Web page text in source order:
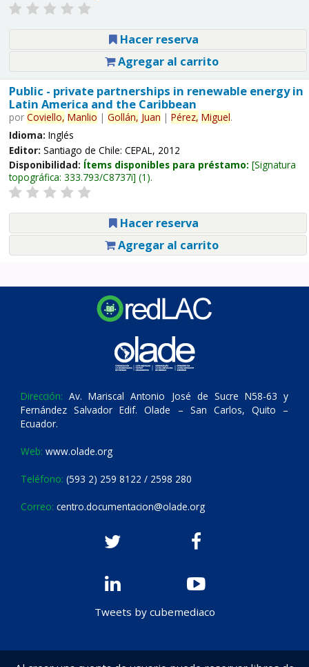
Hacer reserva
Agregar al carrito
Public - private partnerships in renewable energy in
Latin America and the Caribbean
por Coviello, Manlio | Gollán, Juan | Pérez, Miguel.
Idioma: Inglés
Editor: Santiago de Chile: CEPAL, 2012
Disponibilidad: Ítems disponibles para préstamo: Signatura
topográfica: 333.793/C8737i (1).
Hacer reserva
Agregar al carrito
Dirección: Av. Mariscal Antonio José de Sucre N58-63 y
Fernández Salvador Edif. Olade – San Carlos, Quito –
Ecuador.
Web: www.olade.org
Teléfono: (593 2) 259 8122 / 2598 280
Correo: centro.documentacion@olade.org
Tweets by cubemediaco